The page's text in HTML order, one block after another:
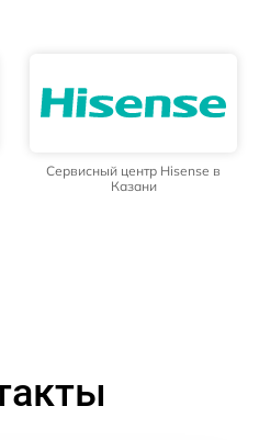
Сервисный центр Hisense в
Казани